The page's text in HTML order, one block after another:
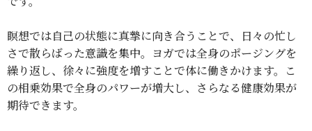
瞑想では自己の状態に真摯に向き合うことで、日々の忙し
さで散らばった意識を集中。ヨガでは全身のポージングを
繰り返し、徐々に強度を増すことで体に働きかけます。こ
の相乗効果で全身のパワーが増大し、さらなる健康効果が
期待できます。